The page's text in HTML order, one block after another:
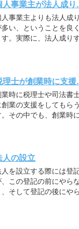
人事業主が法人成り
人事業主よりも法人成
多い、ということを良
す。実際に、法人成り
理士が創業時に支援
業時に税理士や司法書
創業の支援をしてもら
。その中でも、創業時
人の設立
人を設立する際には登
、この登記の前にやら
、そして登記の後にや